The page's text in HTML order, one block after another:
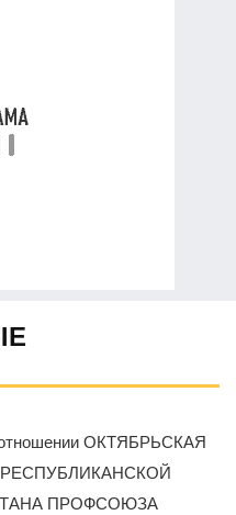
отношении ОКТЯБРЬСКАЯ
ПРОФСОЮЗА